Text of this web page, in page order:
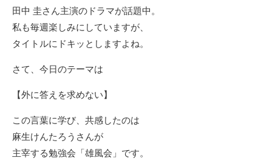
田中 圭さん主演のドラマが話題中。
私も毎週楽しみにしていますが、
タイトルにドキッとしますよね。
さて、今日のテーマは
【外に答えを求めない】
この言葉に学び、共感したのは
麻生けんたろうさんが
主宰する勉強会「雄風会」です。